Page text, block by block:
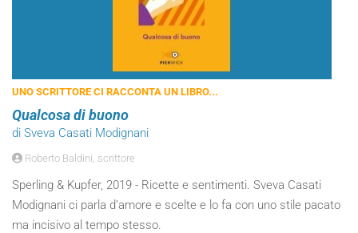
UNO SCRITTORE CI RACCONTA UN LIBRO...
Qualcosa di buono
di Sveva Casati Modignani
Roberto Baldini, scrittore
Sperling & Kupfer, 2019 - Ricette e sentimenti. Sveva Casati
Modignani ci parla d’amore e scelte e lo fa con uno stile pacato
ma incisivo al tempo stesso.